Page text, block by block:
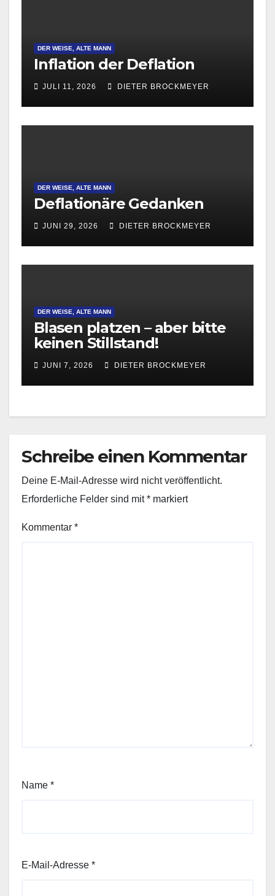
DER WEISE, ALTE MANN
Inflation der Deflation
JULI 11, 2026 DIETER BROCKMEYER
DER WEISE, ALTE MANN
Deflationäre Gedanken
JUNI 29, 2026 DIETER BROCKMEYER
DER WEISE, ALTE MANN
Blasen platzen – aber bitte
keinen Stillstand!
JUNI 7, 2026 DIETER BROCKMEYER
Schreibe einen Kommentar
Deine E-Mail-Adresse wird nicht veröffentlicht.
Erforderliche Felder sind mit* markiert
Kommentar *
Name *
E-Mail-Adresse *